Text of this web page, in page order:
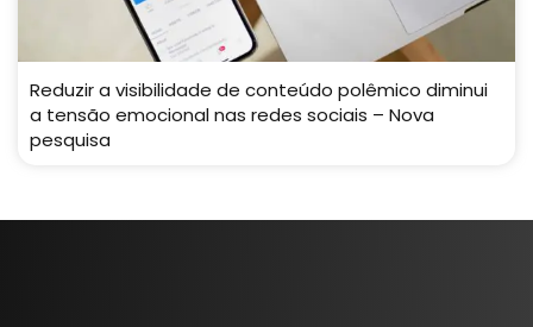
Reduzir a visibilidade de conteúdo polêmico diminui
a tensão emocional nas redes sociais – Nova
pesquisa